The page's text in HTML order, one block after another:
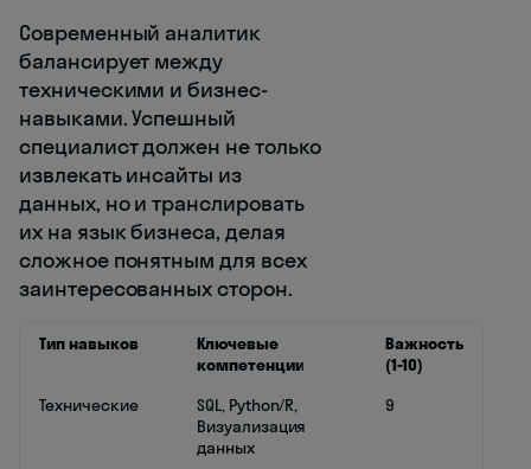
Современный аналитик
балансирует между
техническими и бизнес-
навыками. Успешный
специалист должен не только
извлекать инсайты из
данных, но и транслировать
их на язык бизнеса, делая
сложное понятным для всех
заинтересованных сторон.
Тип навыков
Ключевые
компетенции
Важность
(1-10)
Технические
SQL, Python/R,
Визуализация
данных
9